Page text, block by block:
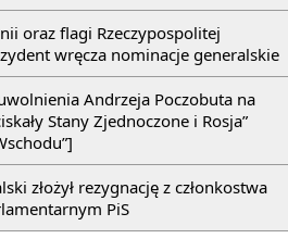
oraz flagi Rzeczypospolitej
wręcza nominacje generalskie
Andrzeja Poczobuta na
Stany Zjednoczone i Rosja”
złożył rezygnację z członkostwa
PiS